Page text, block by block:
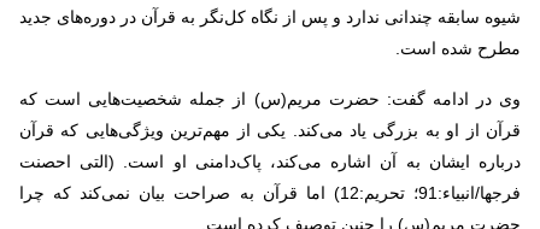
شیوه سابقه چندانی ندارد و پس از نگاه کل‌نگر به قرآن در دوره‌های جدید
مطرح شده است.
وی در ادامه گفت: حضرت مریم(س) از جمله شخصیت‌هایی است که
قرآن از او به بزرگی یاد می‌کند. یکی از مهم‌ترین ویژگی‌هایی که قرآن
درباره ایشان به آن اشاره می‌کند، پاک‌دامنی او است. (التی احصنت
فرجها/انبیاء:91؛ تحریم:12) اما قرآن به صراحت بیان نمی‌کند که چرا
حضرت مریم(س) را چنین توصیف کرده است